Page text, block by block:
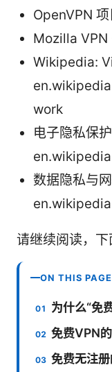
OpenVPN
Mozilla
Wikipedia:
work
电子隐私保
数据隐私与
请继续阅读，下
ON THIS PAGE
为什么“免
免费VPN
免费无注